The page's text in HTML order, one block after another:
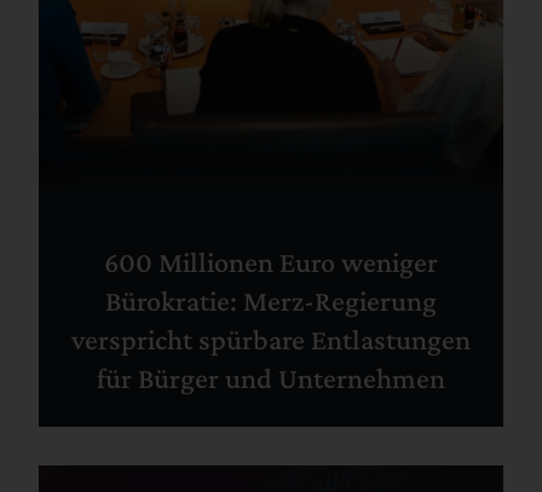
600 Millionen Euro weniger
Bürokratie: Merz-Regierung
verspricht spürbare Entlastungen
für Bürger und Unternehmen